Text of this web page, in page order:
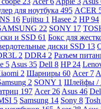
для ноутбука 495 ACER
16 Fujitsu 1 Hasee 2 HP94
22 SONY 17
и SSD 61 Бокс для
диски SSD 13
2 DDR4 2 Разъем
5 Asus 35 Dell 8 HP 24
2 Шарниры 60 Acer 7
2 SONY 1 Шлейфы /
197 Acer 26 Asus 46
5 Samsung 14 Sony 8